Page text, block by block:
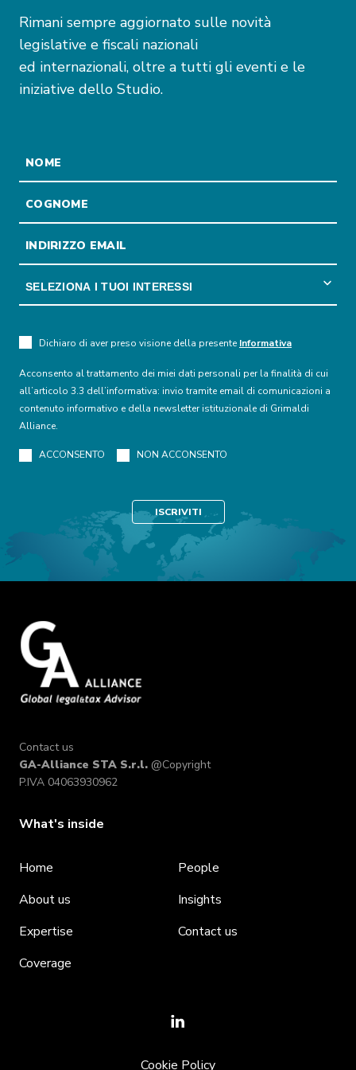
Rimani sempre aggiornato sulle novità
legislative e fiscali nazionali
ed internazionali, oltre a tutti gli eventi e le
iniziative dello Studio.
Dichiaro di aver preso visione della presente Informativa
Acconsento al trattamento dei miei dati personali per la finalità di cui
all’articolo 3.3 dell’informativa: invio tramite email di comunicazioni a
contenuto informativo e della newsletter istituzionale di Grimaldi
Alliance.
ACCONSENTO NON ACCONSENTO
Contact us
GA-Alliance STA S.r.l. @Copyright
P.IVA 04063930962
What's inside
Home
About us
Expertise
Coverage
People
Insights
Contact us
Cookie Policy